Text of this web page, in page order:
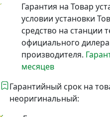
Гарантия на Товар
условии установки
средство на станции
официального
производителя.
месяцев
Гарантийный срок на
неоригинальный: